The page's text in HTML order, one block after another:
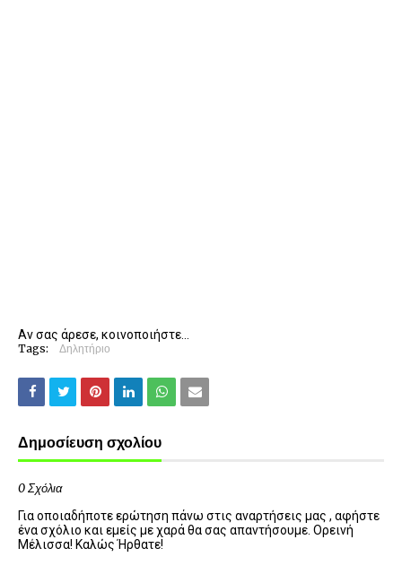
Αν σας άρεσε, κοινοποιήστε...
Tags: Δηλητήριο
Δημοσίευση σχολίου
0 Σχόλια
Για οποιαδήποτε ερώτηση πάνω στις αναρτήσεις μας , αφήστε
ένα σχόλιο και εμείς με χαρά θα σας απαντήσουμε. Ορεινή
Μέλισσα! Καλώς Ήρθατε!